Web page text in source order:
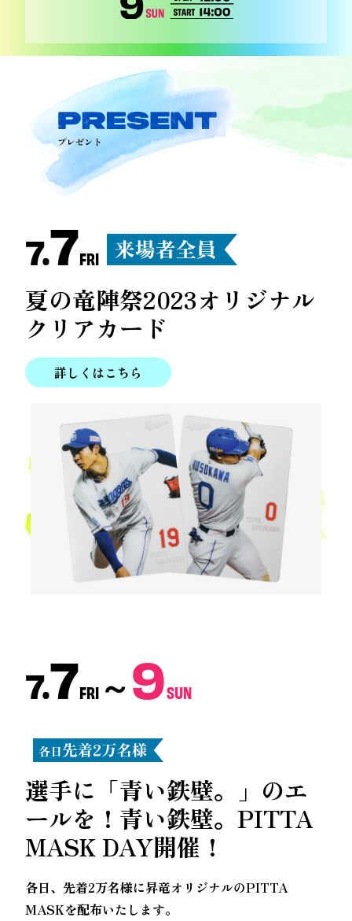
7.7FRI
夏の竜陣祭2023オリジナル
クリアカード
詳しくはこちら
7.7FRI～9SUN
選手に「青い鉄壁。」のエ
ールを！ 青い鉄壁。PITTA
MASK DAY開催！
各日、先着2万名様に昇竜オリジナルのPITTA
MASKを配布いたします。